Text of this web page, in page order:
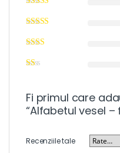
Fi primul care
“Alfabetul vesel –
Recenziile tale